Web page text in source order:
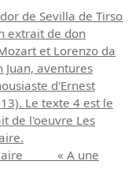
de Sevilla de Tirso
extrait de don
et Lorenzo da
Juan, aventures
d'Ernest
Le texte 4 est le
de l'oeuvre Les
« A une